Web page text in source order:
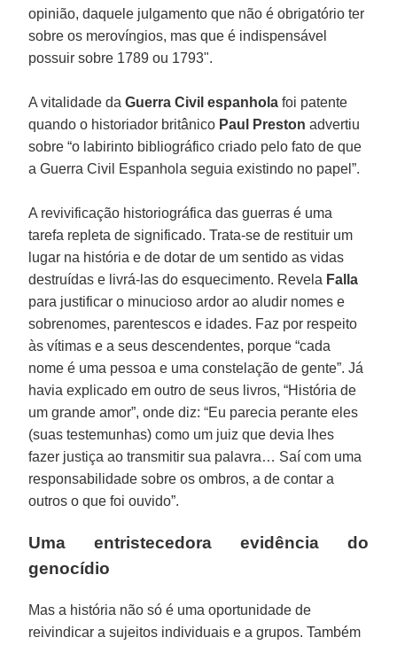
opinião, daquele julgamento que não é obrigatório ter
sobre os merovíngios, mas que é indispensável
possuir sobre 1789 ou 1793".
A vitalidade daGuerra Civil espanhola foi patente
quando o historiador britânico Paul Preston advertiu
sobre “o labirinto bibliográfico criado pelo fato de que
a Guerra Civil Espanhola seguia existindo no papel”.
A revivificação historiográfica das guerras é uma
tarefa repleta de significado. Trata-se de restituir um
lugar na história e de dotar de um sentido as vidas
destruídas e livrá-las do esquecimento. Revela Falla
para justificar o minucioso ardor ao aludir nomes e
sobrenomes, parentescos e idades. Faz por respeito
às vítimas e a seus descendentes, porque “cada
nome é uma pessoa e uma constelação de gente”. Já
havia explicado em outro de seus livros, “História de
um grande amor”, onde diz: “Eu parecia perante eles
(suas testemunhas) como um juiz que devia lhes
fazer justiça ao transmitir sua palavra… Saí com uma
responsabilidade sobre os ombros, a de contar a
outros o que foi ouvido”.
Uma entristecedora evidência do
genocídio
Mas a história não só é uma oportunidade de
reivindicar a sujeitos individuais e a grupos. Também